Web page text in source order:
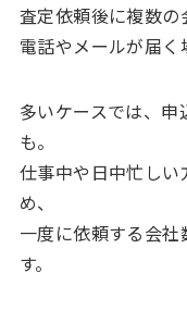
査定依頼後に複数の
電話やメールが届く
多いケースでは、
も。
仕事中や日中忙し
め、
一度に依頼する会
す。